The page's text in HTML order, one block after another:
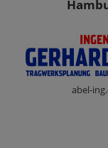
abel-